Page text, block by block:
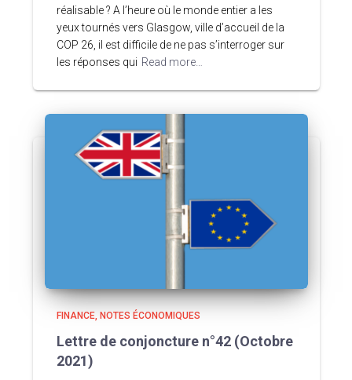
réalisable ? A l’heure où le monde entier a les
yeux tournés vers Glasgow, ville d’accueil de la
COP 26, il est difficile de ne pas s’interroger sur
les réponses qui Read more…
FINANCE NOTES ÉCONOMIQUES
Lettre de conjoncture n°42 (Octobre
2021)